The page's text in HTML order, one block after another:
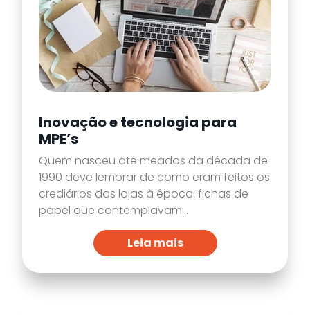
Inovação e tecnologia para
MPE’s
Quem nasceu até meados da década de
1990 deve lembrar de como eram feitos os
crediários das lojas à época: fichas de
papel que contemplavam...
Leia mais